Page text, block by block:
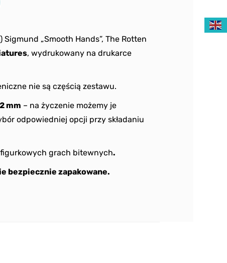
„Smooth Hands”, The Rotten
, wydrukowany na drukarce
nie są częścią zestawu.
mm – na życzenie możemy je
odpowiedniej opcji przy składaniu
grach bitewnych.
bezpiecznie zapakowane.